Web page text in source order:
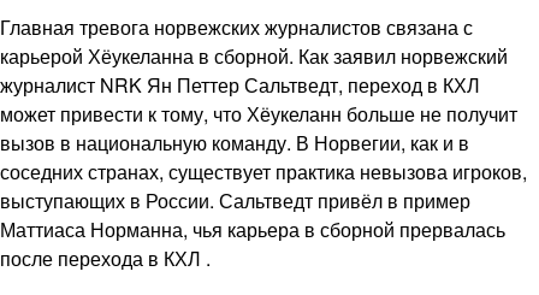
Главная тревога норвежских журналистов связана с
карьерой Хёукеланна в сборной. Как заявил норвежский
журналист NRK Ян Петтер Сальтведт, переход в КХЛ
может привести к тому, что Хёукеланн больше не получит
вызов в национальную команду. В Норвегии, как и в
соседних странах, существует практика невызова игроков,
выступающих в России. Сальтведт привёл в пример
Маттиаса Норманна, чья карьера в сборной прервалась
после перехода в КХЛ .